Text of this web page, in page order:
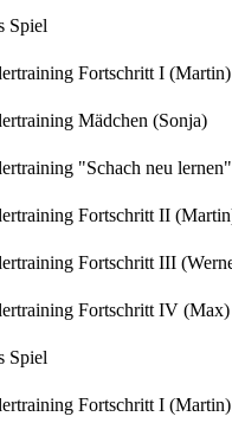
Spiel
Fortschritt I (Martin)
Mädchen (Sonja)
"Schach neu
Fortschritt II
Fortschritt III
Fortschritt IV (Max)
Spiel
Fortschritt I (Martin)